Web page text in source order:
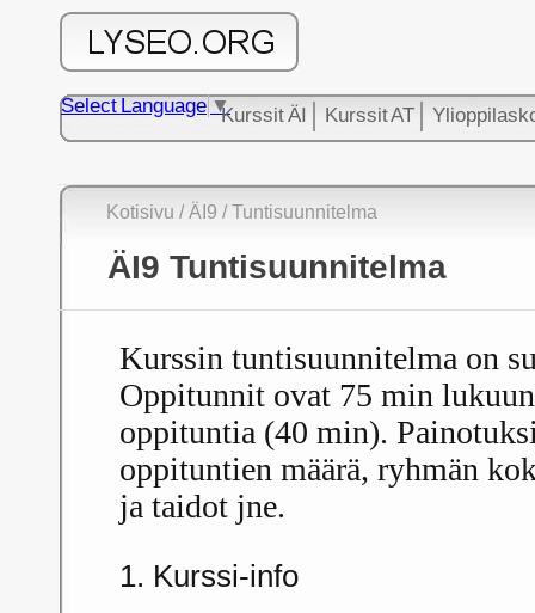
Kurssit ÄI Kurssit AT
Select Language ▼
Kotisivu / ÄI9 / Tuntisuunnitelma
ÄI9 Tuntisuunnitelma
Kurssin tuntisuunnitelma on
Oppitunnit ovat 75 min
oppituntia (40 min).
oppituntien määrä, ryhmän
ja taidot jne.
1. Kurssi-info